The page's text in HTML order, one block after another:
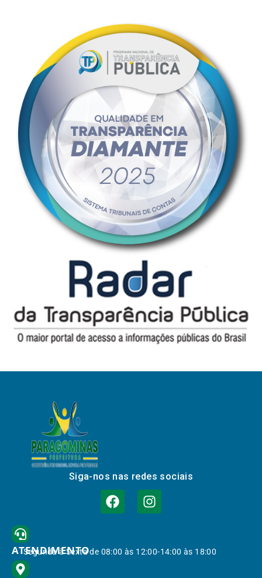
Siga-nos nas redes sociais
ATENDIMENTO
Segunda à Sexta de 08:00 às 12:00-14:00 às 18:00